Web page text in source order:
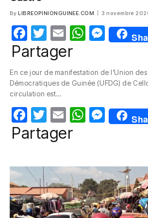
By LIBREOPINIONGUINEE.COM 3 novembre
F
a
e
b
o
o
k
T
w
itt
er
E
m
W
s
p
p
M
e
e
g
er
Partager
En ce jour de manifestation de l’Union
Démocratiques de Guinée (UFDG) de
circulation est…
F
a
e
b
o
o
T
w
itt
er
E
m
W
s
A
p
p
M
e
e
n
g
er
Partager